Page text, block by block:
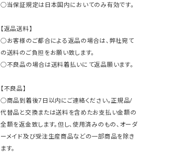
○当保証規定は日本国内においてのみ有効です。
【返品送料】
○お客様のご都合による返品の場合は、弊社宛て
の送料のご負担をお願い致します。
○不良品の場合は送料着払いにて返品願います。
【不良品】
○商品到着後7日以内にご連絡ください。正規品/
代替品と交換または送料を含めたお支払い金額の
全額を返金致します。但し、使用済みのもの、オーダ
ーメイド及び受注生産商品などの一部商品を除き
ます。